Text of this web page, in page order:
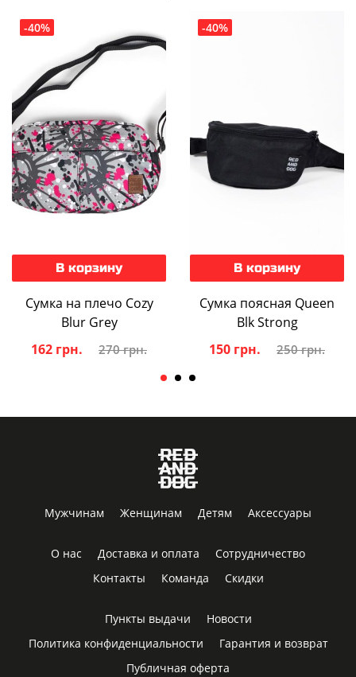
-40%
В корзину
Сумка на плечо Cozy
Blur Grey
162 грн.
270 грн.
-40%
В корзину
Сумка поясная Queen
Blk Strong
150 грн.
250 грн.
Мужчинам Женщинам Детям Аксессуары
О нас Доставка и оплата
Сотрудничество
Контакты
Команда Скидки
Пункты выдачи
Новости
Политика конфиденциальности
Гарантия и возврат
Публичная оферта